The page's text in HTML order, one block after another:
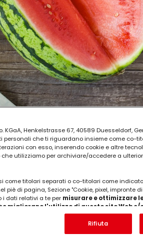
in modo classico o
KGaA, Henkelstrasse 67, 40589 Duesseldorf,
personali che ti riguardano insieme come co-
con esso, inserendo cookie e altre
utilizziamo per archiviare/accedere a
come titolari separati o co-titolari come
di pagina, Sezione "Cookie, pixel, impronte
i dati relativi a te per misurare e ottimizzare
migliorano l'utilizzo di questo sito Web e/
sito Web e le tue interazioni commerciali
su tale base tracciare i tuoi acquisti dei nostri
commerciali e creare profili individuali su di
Rifiuta